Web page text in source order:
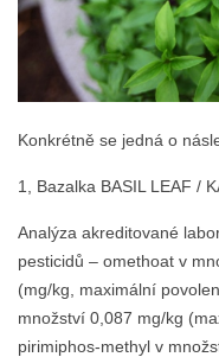
Konkrétně se jedná o
1, Bazalka BASIL LEAF /
Analýza akreditované
pesticidů – omethoat v
(mg/kg, maximální
množství 0,087 mg/kg
pirimiphos-methyl v